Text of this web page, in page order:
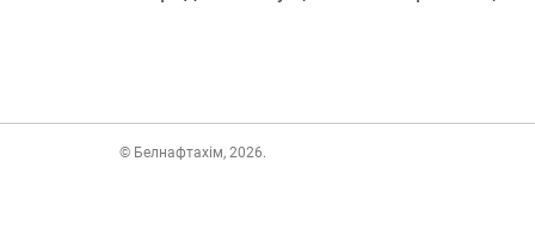
© Белнафтахім, 2026.